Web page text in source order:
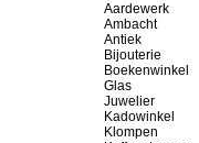
Aardewerk
Ambacht
Antiek
Bijouterie
Boekenwinkel
Glas
Juwelier
Kadowinkel
Klompen